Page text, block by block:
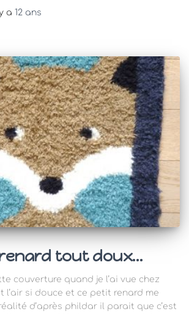
a 12 ans
tout doux…
couverture quand je l’ai vue chez
l’air si douce et ce petit renard me
d’après phildar il parait que c’est